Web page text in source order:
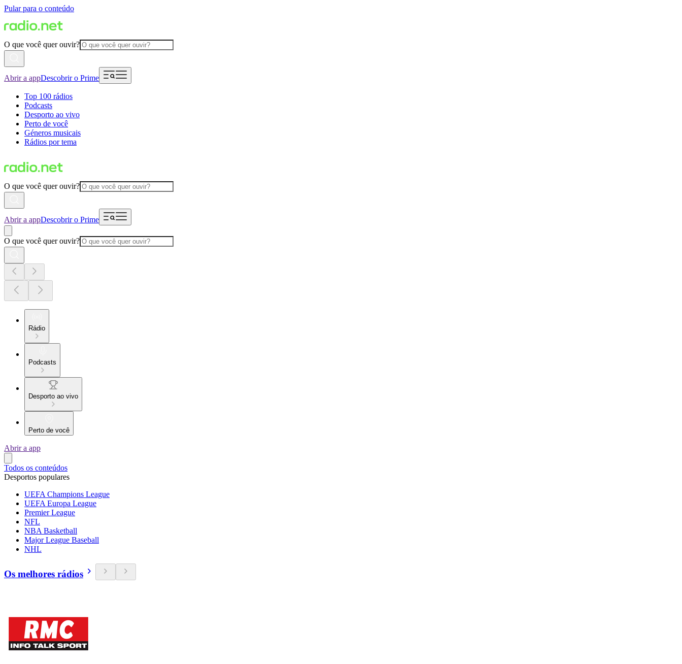
Pular para o conteúdo
O que você quer ouvir?
Abrir a appDescobrir o Prime
Top 100 rádios
Podcasts
Desporto ao vivo
Perto de você
Géneros musicais
Rádios por tema
O que você quer ouvir?
Abrir a appDescobrir o Prime
O que você quer ouvir?
Rádio
Podcasts
Desporto ao vivo
Perto de você
Abrir a app
Todos os conteúdos
Desportos populares
UEFA Champions League
UEFA Europa League
Premier League
NFL
NBA Basketball
Major League Baseball
NHL
Os melhores rádios